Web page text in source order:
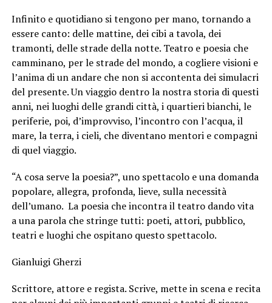
Infinito e quotidiano si tengono per mano, tornando a
essere canto: delle mattine, dei cibi a tavola, dei
tramonti, delle strade della notte. Teatro e poesia che
camminano, per le strade del mondo, a cogliere visioni e
l’anima di un andare che non si accontenta dei simulacri
del presente. Un viaggio dentro la nostra storia di questi
anni, nei luoghi delle grandi città, i quartieri bianchi, le
periferie, poi, d’improvviso, l’incontro con l’acqua, il
mare, la terra, i cieli, che diventano mentori e compagni
di quel viaggio.
“A cosa serve la poesia?”, uno spettacolo e una domanda
popolare, allegra, profonda, lieve, sulla necessità
dell’umano. La poesia che incontra il teatro dando vita
a una parola che stringe tutti: poeti, attori, pubblico,
teatri e luoghi che ospitano questo spettacolo.
Gianluigi Gherzi
Scrittore, attore e regista. Scrive, mette in scena e recita